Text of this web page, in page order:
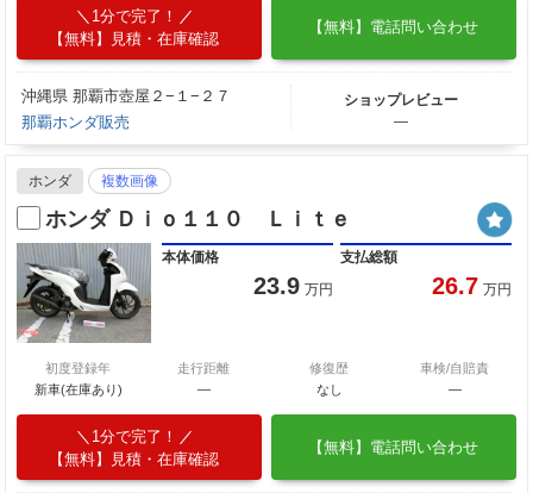
1分で完了！
【無料】見積・在庫確認
【無料】電話問い合わせ
沖縄県 那覇市壺屋２−１−２７
那覇ホンダ販売
ショップレビュー
―
ホンダ 複数画像
ホンダ Ｄｉｏ１１０ Ｌｉｔｅ
本体価格
23.9 万円
支払総額
26.7 万円
初度登録年
新車(在庫あり)
走行距離
―
修復歴
なし
車検/自賠責
―
1分で完了！
【無料】見積・在庫確認
【無料】電話問い合わせ